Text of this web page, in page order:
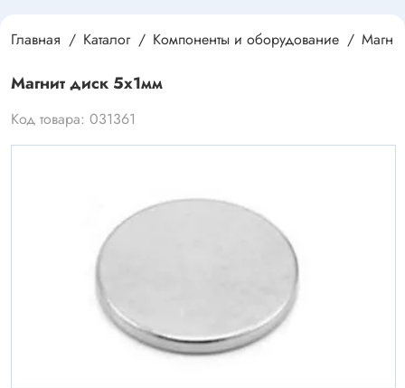
Главная Каталог Компоненты и оборудование
Магнит диск 5х1мм
Код товара: 031361